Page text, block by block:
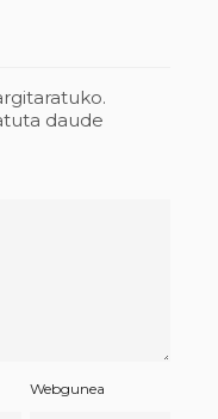
daude
Webgunea